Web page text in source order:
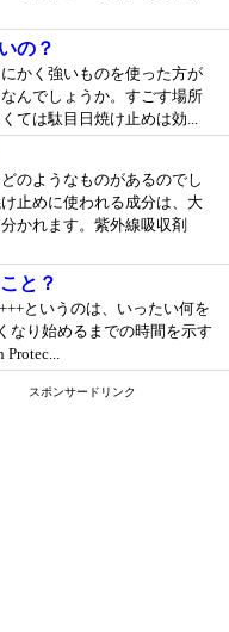
の？
かく強いものを使った方が
んでしょうか。すごす場所
ては駄目日焼け止めは効...
のようなものがあるのでし
止めに使われる成分は、大
かれます。紫外線吸収剤
と？
というのは、いったい何を
なり始めるまでの時間を示す
Protec...
スポンサードリンク